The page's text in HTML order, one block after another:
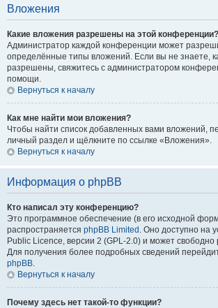
Вложения
Какие вложения разрешены на этой конференции?
Администратор каждой конференции может
определённые типы вложений. Если вы не знаете,
разрешены, свяжитесь с администратором
помощи.
Вернуться к началу
Как мне найти мои вложения?
Чтобы найти список добавленных вами вложений,
личный раздел и щёлкните по ссылке «Вложения».
Вернуться к началу
Информация о phpBB
Кто написал эту конференцию?
Это программное обеспечение (в его исходной
распространяется phpBB Limited . Оно доступно на
Public Licence, версии 2 (GPL-2.0) и может свободно
Для получения более подробных сведений
phpBB.
Вернуться к началу
Почему здесь нет такой-то функции?